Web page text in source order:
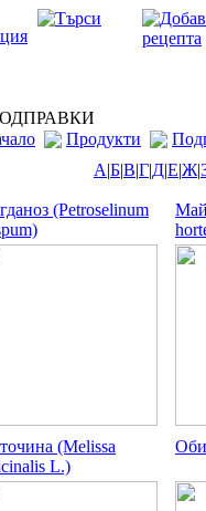
Продукти
А|Б|В|Г|Д|Е|Ж|
(Petroselinum
(Melissa
L.)